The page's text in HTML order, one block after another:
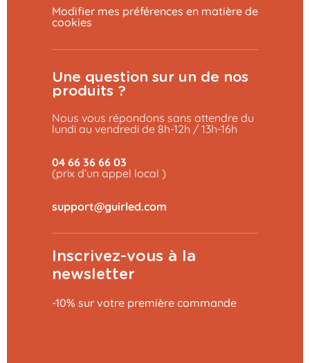
Modifier mes préférences en matière de
cookies
Une question sur un de nos
produits ?
Nous vous répondons sans attendre du
lundi au vendredi de 8h-12h / 13h-16h
04 66 36 66 03
(prix d’un appel local )
Inscrivez-vous à la
newsletter
-10% sur votre première commande